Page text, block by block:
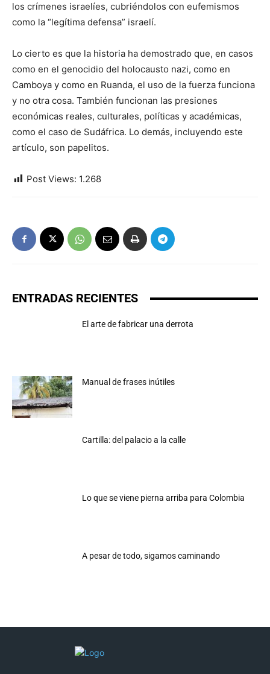
los crímenes israelíes, cubriéndolos con eufemismos
como la “legítima defensa” israelí.
Lo cierto es que la historia ha demostrado que, en casos
como en el genocidio del holocausto nazi, como en
Camboya y como en Ruanda, el uso de la fuerza funciona
y no otra cosa. También funcionan las presiones
económicas reales, culturales, políticas y académicas,
como el caso de Sudáfrica. Lo demás, incluyendo este
artículo, son papelitos.
Post Views: 1.268
ENTRADAS RECIENTES
El arte de fabricar una derrota
Manual de frases inútiles
Cartilla: del palacio a la calle
Lo que se viene pierna arriba para Colombia
A pesar de todo, sigamos caminando